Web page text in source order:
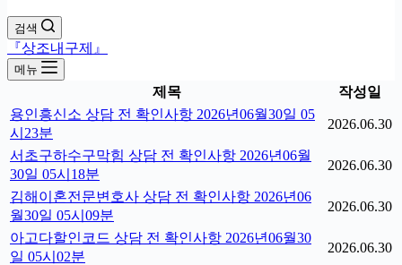
검색
『상조내구제』
메뉴
제목
작성일
용인흥신소 상담 전 확인사항 2026년06월30일 05
시23분
2026.06.30
서초구하수구막힘 상담 전 확인사항 2026년06월
30일 05시18분
2026.06.30
김해이혼전문변호사 상담 전 확인사항 2026년06
월30일 05시09분
2026.06.30
아고다할인코드 상담 전 확인사항 2026년06월30
일 05시02분
2026.06.30